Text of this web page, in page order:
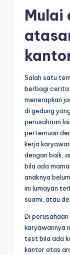
Mulai
Salah satu
berbagi cerita
menerapkan
di gedung
perusahaan
pertemuan
kerja
dengan baik,
bila ada
anaknya
ini lumayan
suami, atau
Di
karyawannya
test bila ada
kantor atas